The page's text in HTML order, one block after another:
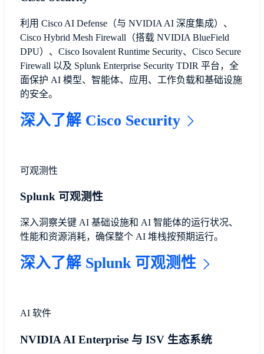
利用 Cisco AI Defense（与 NVIDIA AI 深度集成）、
Cisco Hybrid Mesh Firewall（搭载 NVIDIA BlueField
DPU）、Cisco Isovalent Runtime Security、Cisco Secure
Firewall 以及 Splunk Enterprise Security TDIR 平台，全
面保护 AI 模型、智能体、应用、工作负载和基础设施
的安全。
深入了解 Cisco Security
可观测性
Splunk 可观测性
深入洞察关键 AI 基础设施和 AI 智能体的运行状况、
性能和资源消耗，确保整个 AI 堆栈按预期运行。
深入了解 Splunk 可观测性
AI 软件
NVIDIA AI Enterprise 与 ISV 生态系统